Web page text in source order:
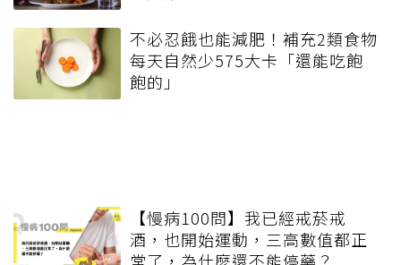
不必忍餓也能減肥！補充2類食物
每天自然少575大卡「還能吃飽
飽的」
【慢病100問】我已經戒菸戒
酒，也開始運動，三高數值都正